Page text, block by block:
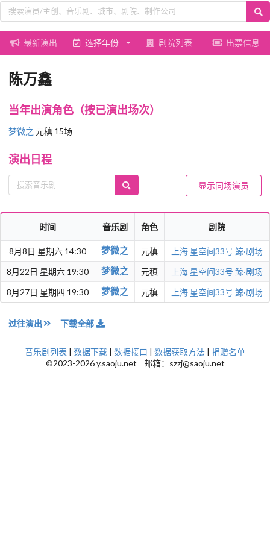
最新演出 选择年份 剧院列表 出票信息
陈万鑫
当年出演角色（按已演出场次）
梦微之 元稹 15场
演出日程
显示同场演员
时间 音乐剧 角色 剧院
8月8日 星期六 14:30 梦微之 元稹 上海 星空间33号 鲸·剧场
8月22日 星期六 19:30
梦微之 元稹 上海 星空间33号 鲸·剧场
8月27日 星期四 19:30
梦微之 元稹 上海 星空间33号 鲸·剧场
过往演出 下载全部
音乐剧列表 | 数据下载 | 数据接口 | 数据获取方法 | 捐赠名单
©2023-2026 y.saoju.net 邮箱：szzj@saoju.net